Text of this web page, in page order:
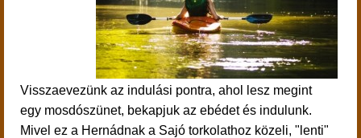
Visszaevezünk az indulási pontra, ahol lesz megint
egy mosdószünet, bekapjuk az ebédet és indulunk.
Mivel ez a Hernádnak a Sajó torkolathoz közeli, "lenti"